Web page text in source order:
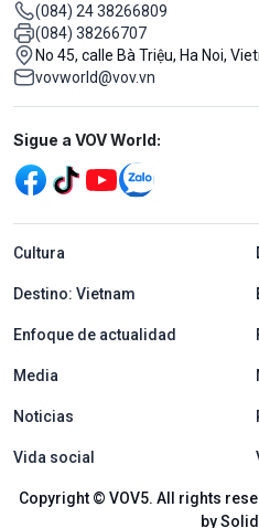
(084) 24 38266809
(084) 38266707
No 45, calle Bà Triệu, Ha Noi,
vovworld@vov.vn
Mạng xã hội
Sigue a VOV World:
menu footer tiếng
Cultura
Destino: Vietnam
Enfoque de actualidad
Media
Noticias
Vida social
Copyright © VOV5. All rights
by